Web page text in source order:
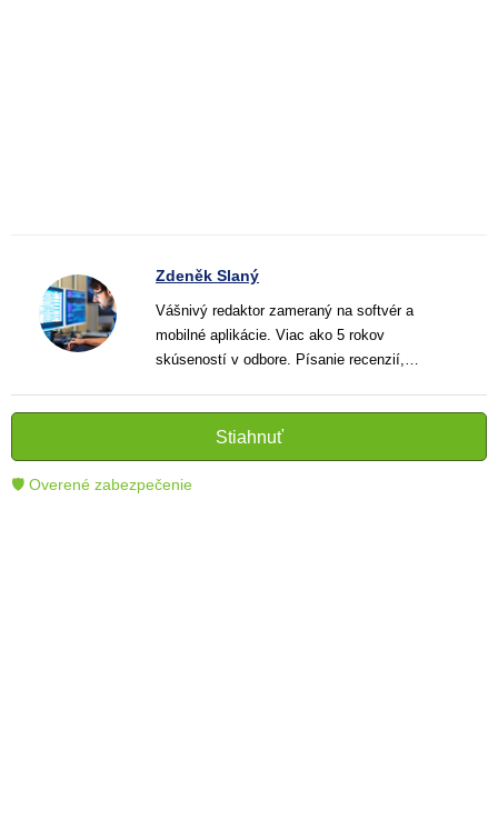
Zdeněk Slaný
Vášnivý redaktor zameraný na softvér a
mobilné aplikácie. Viac ako 5 rokov
skúseností v odbore. Písanie recenzií,
informatívnych textov, ktoré pomáhajú
čitateľom lepšie porozumieť a využiť moderné
technológie.
Stiahnuť
🛡 Overené zabezpečenie